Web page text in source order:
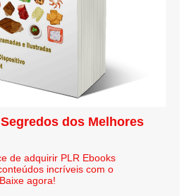
dos Melhores
de adquirir PLR Ebooks
incríveis com o
agora!